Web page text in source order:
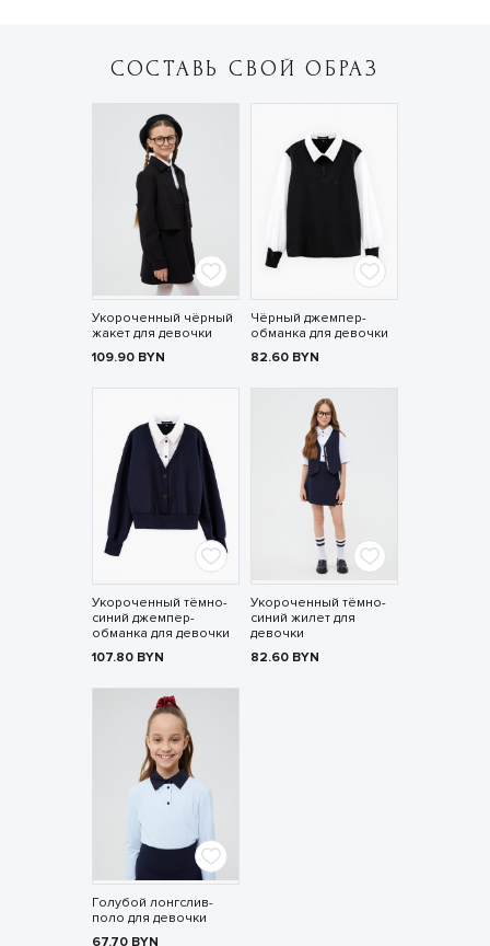
СОСТАВЬ СВОЙ ОБРАЗ
Укороченный чёрный
жакет для девочки
109.90 BYN
Чёрный джемпер-
обманка для девочки
82.60 BYN
Укороченный тёмно-
синий джемпер-
обманка для девочки
107.80 BYN
Укороченный тёмно-
синий жилет для
девочки
82.60 BYN
Голубой лонгслив-
поло для девочки
67.70 BYN